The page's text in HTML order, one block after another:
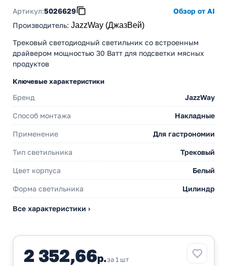
Артикул:5026629
Обзор от AI
Производитель: JazzWay (ДжазВей)
Трековый светодиодный светильник со встроенным
драйвером мощностью 30 Ватт для подсветки мясных
продуктов
Ключевые характеристики
Бренд JazzWay
Способ монтажа Накладные
Применение Для гастрономии
Тип светильника Трековый
Цвет корпуса Белый
Форма светильника Цилиндр
Все характеристики ›
2 352,66р.за 1 шт